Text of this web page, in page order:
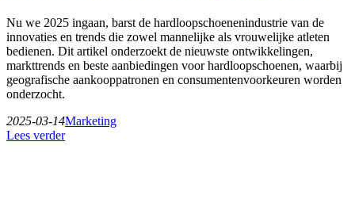
Nu we 2025 ingaan, barst de hardloopschoenenindustrie van de
innovaties en trends die zowel mannelijke als vrouwelijke atleten
bedienen. Dit artikel onderzoekt de nieuwste ontwikkelingen,
markttrends en beste aanbiedingen voor hardloopschoenen, waarbij
geografische aankooppatronen en consumentenvoorkeuren worden
onderzocht.
2025-03-14Marketing
Lees verder